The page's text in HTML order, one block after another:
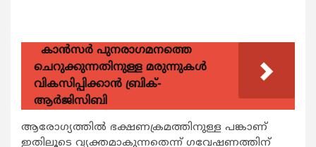
കാന്‍സര്‍ പുനരാഗമനത്തെ
ചെറുക്കുന്നതിനുള്ള മരുന്നുകള്‍
വികസിപ്പിക്കാന്‍ ബ്രിക്-
ആര്‍ജിസിബി
ആരോഗ്യത്തില്‍ ഭക്ഷണക്രമത്തിനുള്ള പങ്കാണ്
ഇതിലൂടെ വ്യക്തമാകുന്നതെന്ന് ഗവേഷണത്തിന്